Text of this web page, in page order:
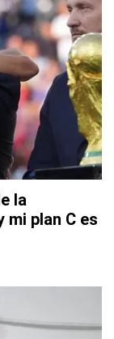
la
mi plan C es